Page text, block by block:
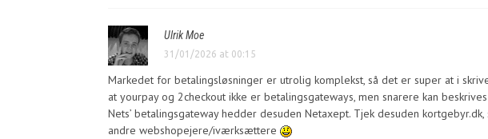
Ulrik Moe
31/01/2026 at 00:15
Markedet for betalingsløsninger er utrolig komplekst, så det er super at i
at yourpay og 2checkout ikke er betalingsgateways, men snarere kan
Nets’ betalingsgateway hedder desuden Netaxept. Tjek desuden
andre webshopejere/iværksættere